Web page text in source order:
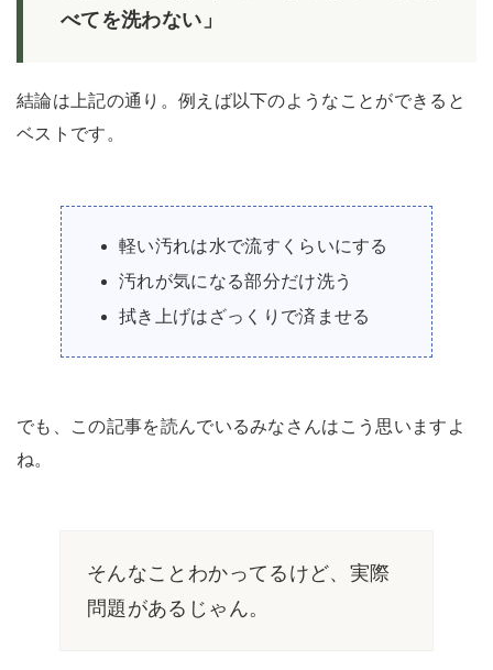
べてを洗わない」
結論は上記の通り。例えば以下のようなことができると
ベストです。
軽い汚れは水で流すくらいにする
汚れが気になる部分だけ洗う
拭き上げはざっくりで済ませる
でも、この記事を読んでいるみなさんはこう思いますよ
ね。
そんなことわかってるけど、実際
問題があるじゃん。